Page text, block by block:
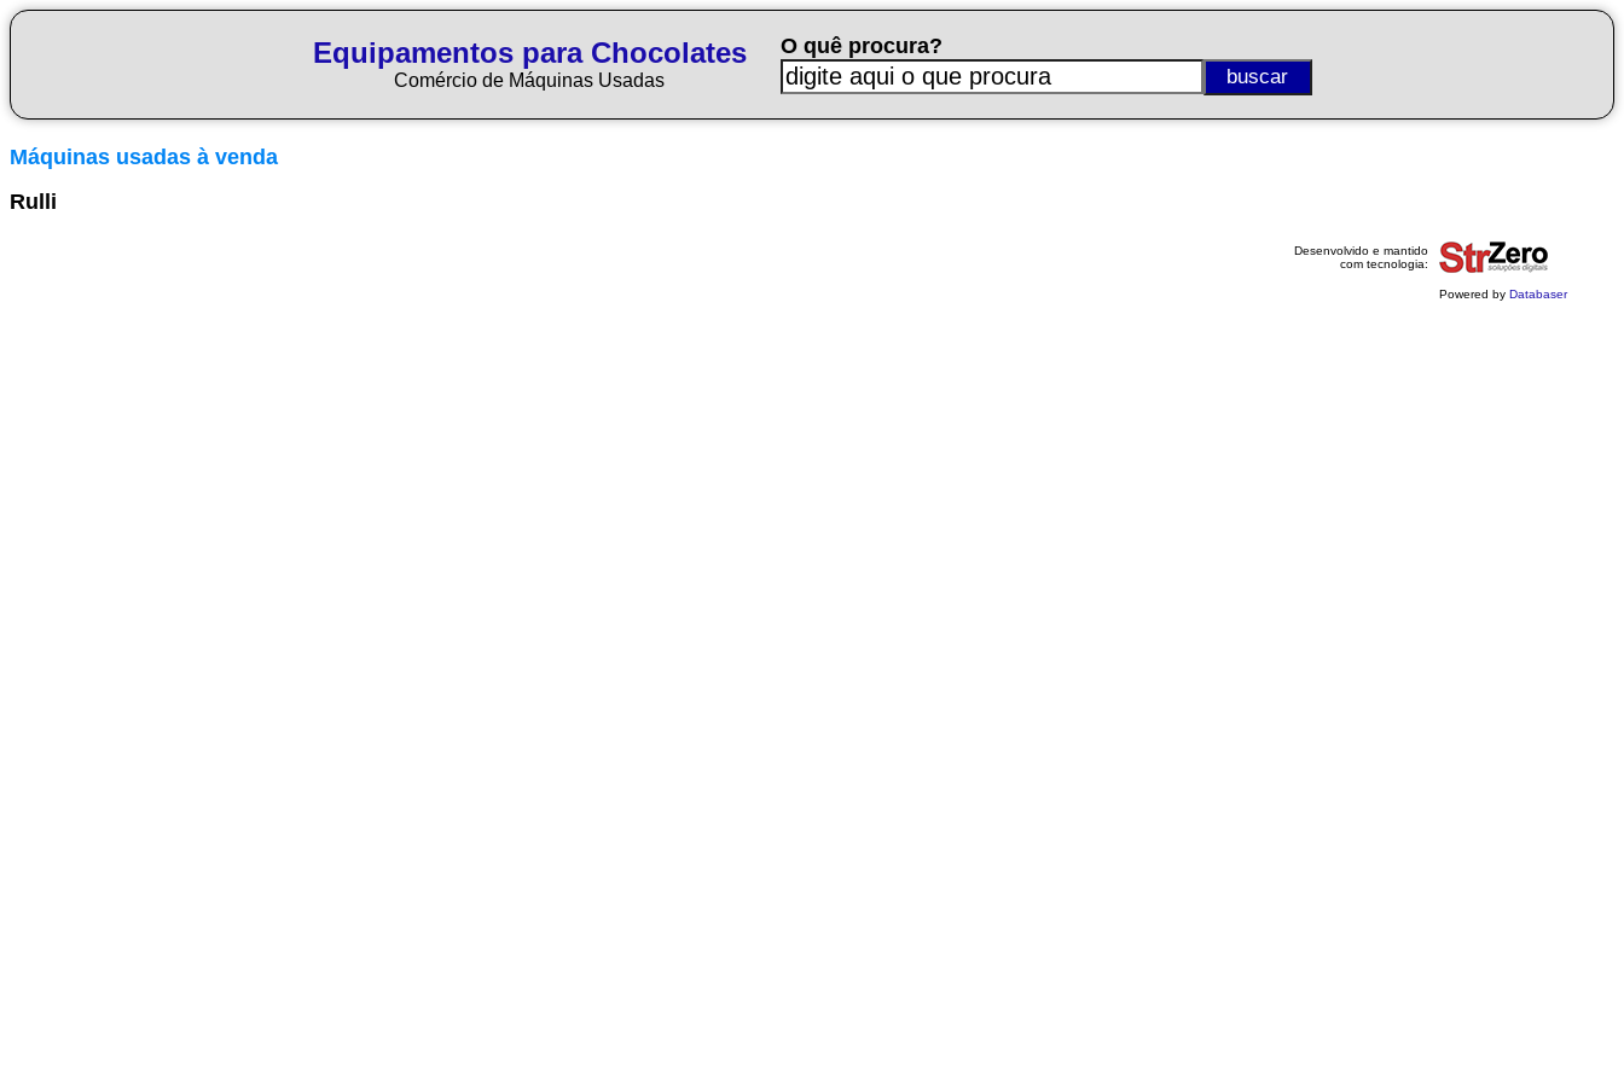
Equipamentos para Chocolates
Comércio de Máquinas Usadas
O quê procura?
Máquinas usadas à venda
Rulli
Desenvolvido e mantido
com tecnologia:
Powered by Databaser